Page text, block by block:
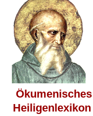
Ökumenisches
Heiligenlexikon